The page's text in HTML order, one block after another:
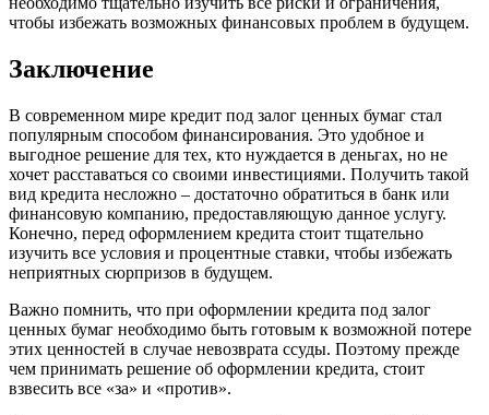
чтобы избежать возможных финансовых проблем в будущем.
Заключение
В современном мире кредит под залог ценных бумаг стал
популярным способом финансирования. Это удобное и
выгодное решение для тех, кто нуждается в деньгах, но не
хочет расставаться со своими инвестициями. Получить такой
вид кредита несложно – достаточно обратиться в банк или
финансовую компанию, предоставляющую данное услугу.
Конечно, перед оформлением кредита стоит тщательно
изучить все условия и процентные ставки, чтобы избежать
неприятных сюрпризов в будущем.
Важно помнить, что при оформлении кредита под залог
ценных бумаг необходимо быть готовым к возможной потере
этих ценностей в случае невозврата ссуды. Поэтому прежде
чем принимать решение об оформлении кредита, стоит
взвесить все «за» и «против».